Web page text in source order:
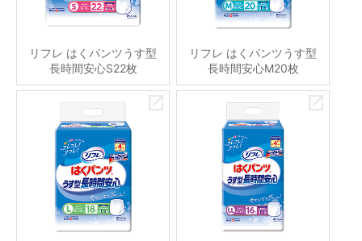
リフレ はくパンツうす型
長時間安心S22枚
リフレ はくパンツうす型
長時間安心M20枚